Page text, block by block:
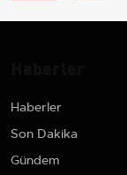
Haberler
Son Dakika
Gündem